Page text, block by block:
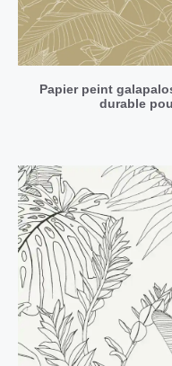
Papier peint
durable